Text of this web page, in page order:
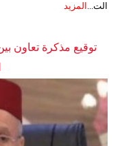
الت...
المزيد
توقيع مذكرة تعاون